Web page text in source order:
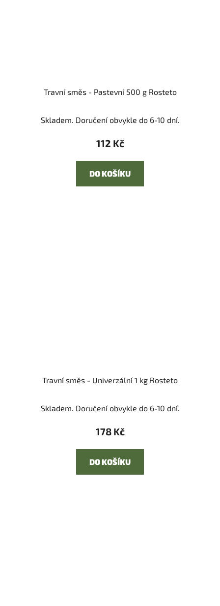
Travní směs - Pastevní 500 g Rosteto
Skladem. Doručení obvykle do 6-10 dní.
112 Kč
DO KOŠÍKU
Travní směs - Univerzální 1 kg Rosteto
Skladem. Doručení obvykle do 6-10 dní.
178 Kč
DO KOŠÍKU